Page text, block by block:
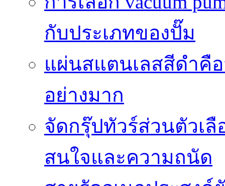
กับประเภทของปั๊ม
แผ่นสแตนเลสสีดำคื
อย่างมาก
จัดกรุ๊ปทัวร์ส่วนตัวเ
สนใจและความถนัด